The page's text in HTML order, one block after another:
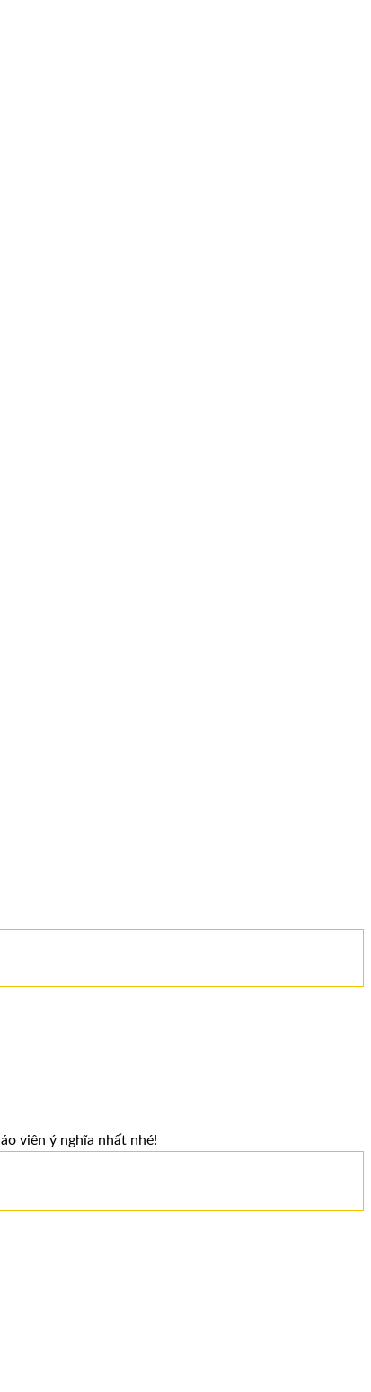
viên ý nghĩa nhất nhé!